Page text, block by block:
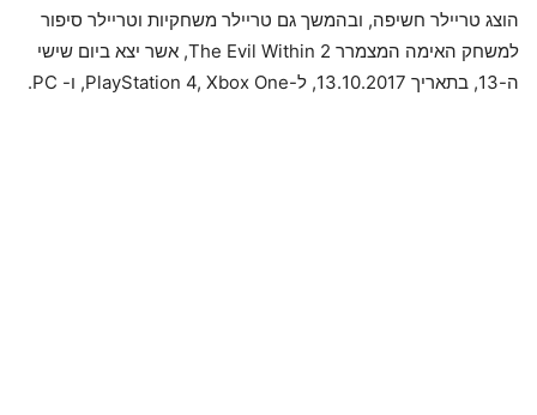
הוצג טריילר חשיפה, ובהמשך גם טריילר משחקיות וטריילר סיפור
למשחק האימה המצמרר The Evil Within 2, אשר יצא ביום שישי
ה-13, בתאריך 13.10.2017, ל-PlayStation 4, Xbox One, ו- PC.